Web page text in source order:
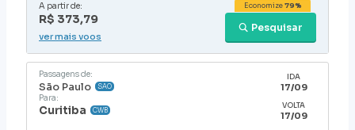
A partir de:
R$ 373,79
Pesquisar
Economize79%
ver mais voos
Passagens de:
São Paulo SAO
Para:
Curitiba CWB
IDA
17/09
VOLTA
17/09